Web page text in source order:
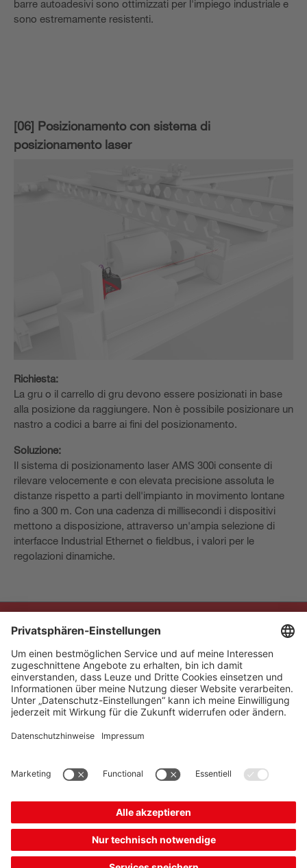
barre autoadesivi sono ottimizzati per l'impiego industriale e
sono estremamente resistenti.
[06] Posizionamento con sistema di
posizionamento laser
Richiesta:
La gru o il carrello di gru devono essere posizionati in base
alla posizione da raggiungere. Non è possibile posizionare un
nastro a codici a barre ai fini del posizionamento.
Soluzione:
Il sistema di posizionamento laser AMS 300i consente di
rilevare velocemente e con elevata precisione assoluta le
distanze rispetto a parti dell'impianto in movimento lontane
fino a 300 m. Con una cadenza di millisecondi i dispositivi
mettono a disposizione, attraverso un'ampia selezione di
interfacce Industrial Ethernet o fieldbus, i valori per le
regolazioni dinamiche.
The Sensor People
Quick links
Newsletter
Contatto
* Tutti i prezzi sono al netto
dell'IVA vigente e non
comprensivi delle spese di
spedizione.
Protezione dei dati
Impostazioni dei cookie
Note redazionali
Condizioni generali di